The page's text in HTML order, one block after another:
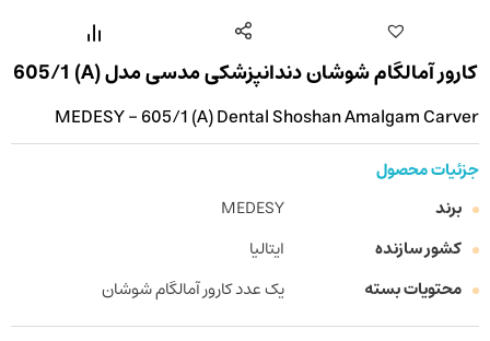
کارور آمالگام شوشان دندانپزشکی مدسی مدل (A) 605/1
MEDESY - 605/1 (A) Dental Shoshan Amalgam Carver
جزئیات محصول
برند
MEDESY
کشور سازنده
ایتالیا
محتویات بسته
یک عدد کارور آمالگام شوشان